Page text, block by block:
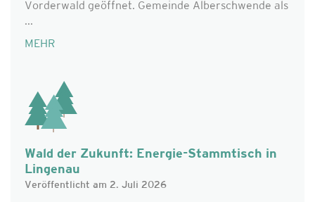
Vorderwald geöffnet. Gemeinde Alberschwende als
...
MEHR
Wald der Zukunft: Energie-Stammtisch in
Lingenau
Veröffentlicht am 2. Juli 2026